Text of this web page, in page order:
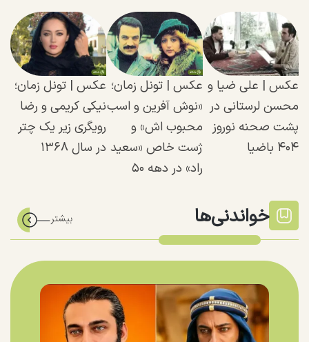
عکس |‌ علی ضیا و
محسن لرستانی در
پشت صحنه نوروز
۴۰۴ باضیا
عکس | تونل زمان؛
«نوش آفرین و اسب
محبوب اش» و
ژست خاص «سعید
راد» در دهه ۵۰
عکس | تونل زمان؛
نیکی کریمی و رضا
رویگری زیر یک چتر
در سال ۱۳۶۸
خواندنی‌ها